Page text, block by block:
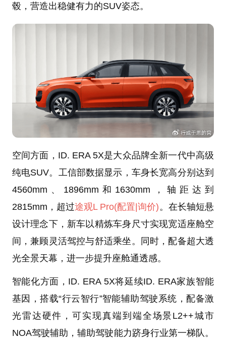
毂，营造出稳健有力的SUV姿态。
空间方面，ID. ERA 5X是大众品牌全新一代中高级
纯电SUV。工信部数据显示，车身长宽高分别达到
4560mm、1896mm和1630mm，轴距达到
2815mm，超过途观L Pro(配置 |询价)。在长轴短悬
设计理念下，新车以精炼车身尺寸实现宽适座舱空
间，兼顾灵活驾控与舒适乘坐。同时，配备超大透
光全景天幕，进一步提升座舱通透感。
智能化方面，ID. ERA 5X将延续ID. ERA家族智能
基因，搭载“行云智行”智能辅助驾驶系统，配备激
光雷达硬件，可实现真端到端全场景L2++城市
NOA驾驶辅助，辅助驾驶能力跻身行业第一梯队。